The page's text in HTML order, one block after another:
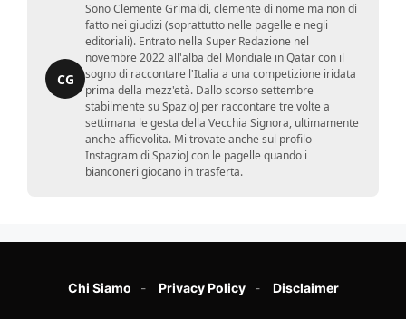
CG
Sono Clemente Grimaldi, clemente di nome ma non di
fatto nei giudizi (soprattutto nelle pagelle e negli
editoriali). Entrato nella Super Redazione nel
novembre 2022 all'alba del Mondiale in Qatar con il
sogno di raccontare l'Italia a una competizione iridata
prima della mezz'età. Dallo scorso settembre
stabilmente su SpazioJ per raccontare tre volte a
settimana le gesta della Vecchia Signora, ultimamente
anche affievolita. Mi trovate anche sul profilo
Instagram di SpazioJ con le pagelle quando i
bianconeri giocano in trasferta.
Chi Siamo Privacy Policy Disclaimer